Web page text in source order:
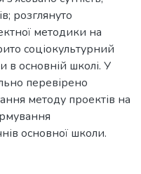
розглянуто
методики на
соціокультурний
в основній школі. У
перевірено
методу проектів на
основної школи.